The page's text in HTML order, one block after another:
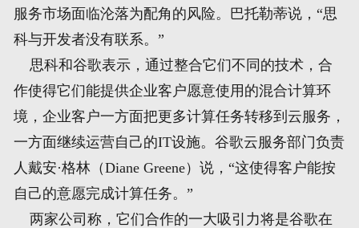
服务市场面临沦落为配角的风险。巴托勒蒂说，“思
科与开发者没有联系。”
思科和谷歌表示，通过整合它们不同的技术，合
作使得它们能提供企业客户愿意使用的混合计算环
境，企业客户一方面把更多计算任务转移到云服务，
一方面继续运营自己的IT设施。谷歌云服务部门负责
人戴安·格林（Diane Greene）说，“这使得客户能按
自己的意愿完成计算任务。”
两家公司称，它们合作的一大吸引力将是谷歌在